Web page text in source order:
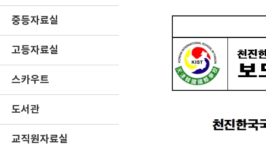
중등자료실
고등자료실
스카우트
도서관
교직원자료실